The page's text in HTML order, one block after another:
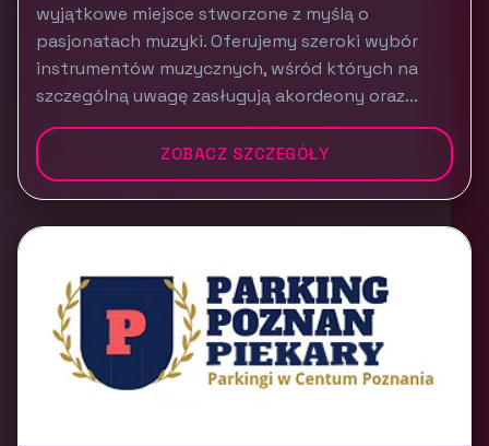
wyjątkowe miejsce stworzone z myślą o
pasjonatach muzyki. Oferujemy szeroki wybór
instrumentów muzycznych, wśród których na
szczególną uwagę zasługują akordeony oraz...
ZOBACZ SZCZEGÓŁY